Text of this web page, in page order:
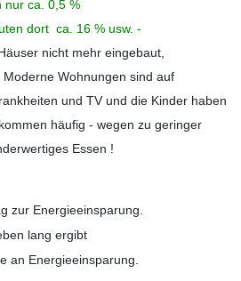
nur ca. 0,5 %
dort ca. 16 % usw. -
nicht mehr eingebaut,
Wohnungen sind auf
und TV und die Kinder haben
häufig - wegen zu geringer
Essen !
zur Energieeinsparung.
lang ergibt
an Energieeinsparung.